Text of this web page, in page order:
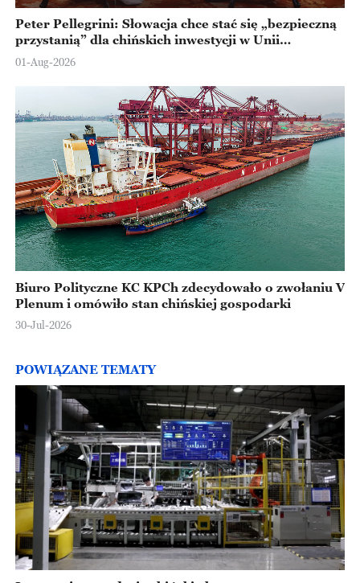
Peter Pellegrini: Słowacja chce stać się „bezpieczną
przystanią” dla chińskich inwestycji w Unii
Europejskiej
01-Aug-2026
Biuro Polityczne KC KPCh zdecydowało o zwołaniu V
Plenum i omówiło stan chińskiej gospodarki
30-Jul-2026
POWIĄZANE TEMATY